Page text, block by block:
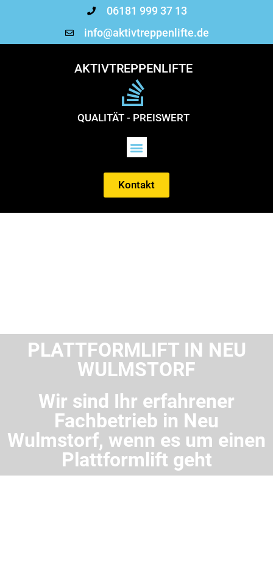
06181 999 37 13
info@aktivtreppenlifte.de
AKTIVTREPPENLIFTE
QUALITÄT - PREISWERT
Kontakt
PLATTFORMLIFT IN NEU
WULMSTORF
Wir sind Ihr erfahrener
Fachbetrieb in Neu
Wulmstorf, wenn es um einen
Plattformlift geht